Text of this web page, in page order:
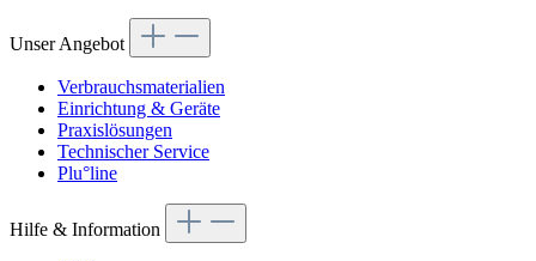
Unser Angebot
Verbrauchsmaterialien
Einrichtung & Geräte
Praxislösungen
Technischer Service
Plu°line
Hilfe & Information